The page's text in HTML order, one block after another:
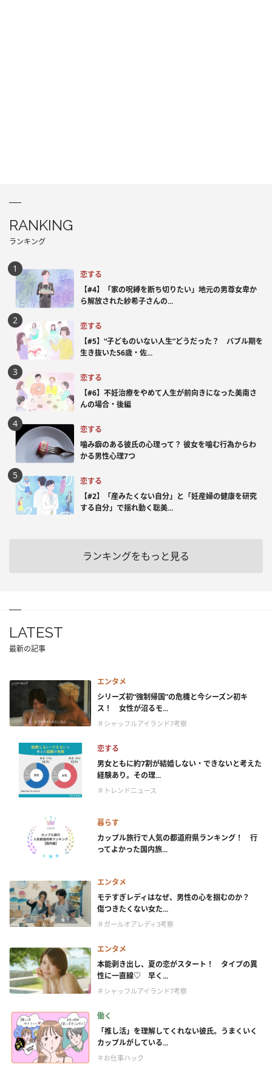
RANKING
ランキング
恋する
【#4】「家の呪縛を断ち切りたい」地元の男尊女卑か
ら解放された紗希子さんの...
恋する
【#5】“子どものいない人生”どうだった？ バブル期を
生き抜いた56歳・佐...
恋する
【#6】不妊治療をやめて人生が前向きになった美南さ
んの場合・後編
恋する
噛み癖のある彼氏の心理って？ 彼女を噛む行為からわ
かる男性心理7つ
恋する
【#2】「産みたくない自分」と「妊産婦の健康を研究
する自分」で揺れ動く聡美...
ランキングをもっと見る
LATEST
最新の記事
エンタメ
シリーズ初“強制帰国”の危機と今シーズン初キ
ス！ 女性が沼るモ...
＃シャッフルアイランド7考察
恋する
男女ともに約7割が結婚しない・できないと考えた
経験あり。その理...
＃トレンドニュース
暮らす
カップル旅行で人気の都道府県ランキング！ 行
ってよかった国内旅...
エンタメ
モテすぎレディはなぜ、男性の心を掴むのか？
傷つきたくない女た...
＃ガールオアレディ3考察
エンタメ
本能剥き出し、夏の恋がスタート！ タイプの異
性に一直線♡ 早く...
＃シャッフルアイランド7考察
働く
「推し活」を理解してくれない彼氏。うまくいく
カップルがしている...
＃お仕事ハック